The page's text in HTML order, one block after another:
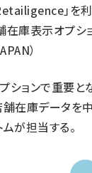
」を利
在庫表示オプシ
）
ションで重要と
舗在庫データを
が担当する。